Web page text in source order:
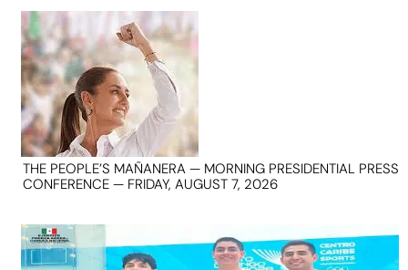
THE PEOPLE’S MAÑANERA — MORNING PRESIDENTIAL PRESS
CONFERENCE — FRIDAY, AUGUST 7, 2026